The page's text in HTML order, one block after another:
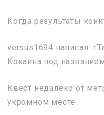
Когда результаты
versus1694 написал:
Кокаина под
Квест недалеко от
укромном месте